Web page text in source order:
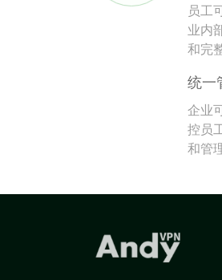
员工
业内
和完
统一
企业
控员
和管